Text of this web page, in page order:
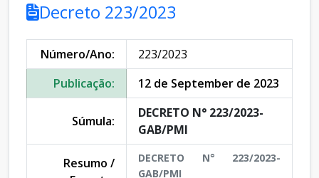
Decreto 223/2023
Número/Ano:
223/2023
Publicação:
12 de September de 2023
Súmula:
DECRETO N° 223/2023-
GAB/PMI
Resumo /
DECRETO N° 223/2023-
GAB/PMI